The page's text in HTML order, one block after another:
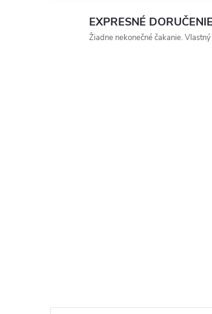
EXPRESNÉ DORUČENIE
Žiadne nekonečné čakanie.